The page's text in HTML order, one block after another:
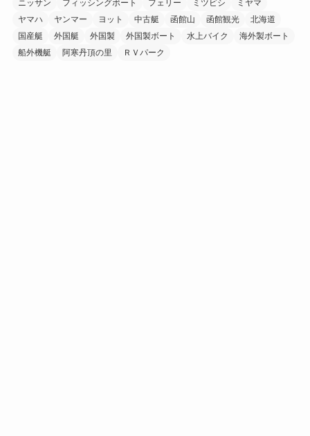
ニッサン
フィッシングボート フェリー ミツビシ
ミヤマ
ヤマハ
ヤンマー ヨット 中古艇 函館山 函館観光
北海道
国産艇
外国艇 外国製 外国製ボート 水上バイク
海外製ボート
船外機艇
阿寒丹頂の里 ＲＶパーク